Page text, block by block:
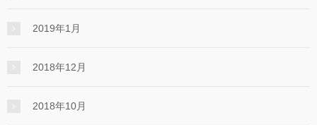
2019年1月
2018年12月
2018年10月